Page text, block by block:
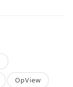
OpView